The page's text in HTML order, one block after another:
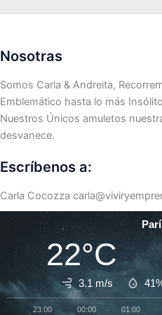
Nosotras
Somos Carla & Andreita,
Emblemático hasta lo más
Nuestros Únicos amuletos
desvanece.
Escríbenos a:
Carla Cocozza
22°C
3.1 m/s
23:00 00:00 01:00